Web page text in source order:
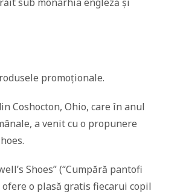
promoționale.
Coshocton, Ohio, care în anul
a venit cu o propunere
Shoes” (“Cumpără pantofi
o plasă gratis fiecarui copil